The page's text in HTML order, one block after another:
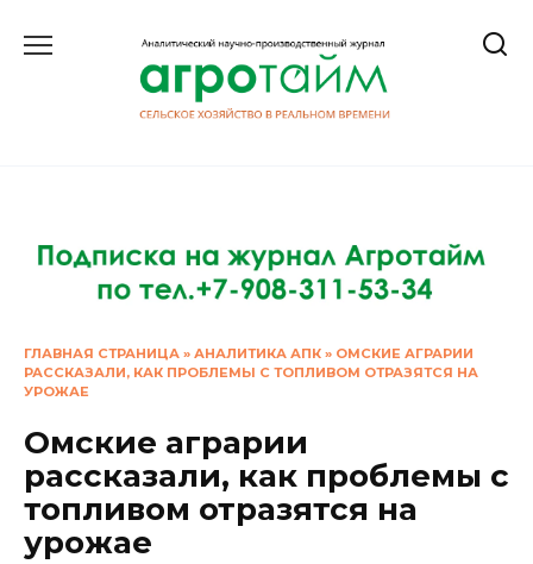
ГЛАВНАЯ СТРАНИЦА » АНАЛИТИКА АПК » ОМСКИЕ АГРАРИИ
РАССКАЗАЛИ, КАК ПРОБЛЕМЫ С ТОПЛИВОМ ОТРАЗЯТСЯ НА
УРОЖАЕ
Омские аграрии
рассказали, как проблемы с
топливом отразятся на
урожае